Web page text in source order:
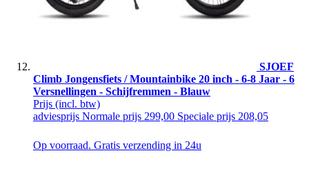
SJOEF
Climb Jongensfiets / Mountainbike 20 inch - 6-8 Jaar - 6
Versnellingen - Schijfremmen - Blauw
Prijs (incl. btw)
adviesprijs Normale prijs 299,00 Speciale prijs 208,05
Op voorraad. Gratis verzending in 24u